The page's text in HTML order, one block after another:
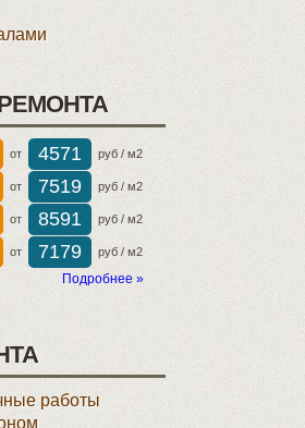
от 4571 руб / м2
от 7519 руб / м2
от 8591 руб / м2
от 7179 руб / м2
Подробнее »
работы